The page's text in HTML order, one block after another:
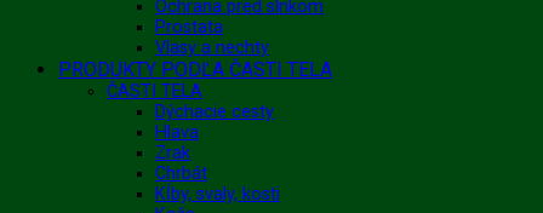
Ochrana pred slnkom
Prostata
Vlasy a nechty
PRODUKTY PODĽA ČASTI TELA
ČASTI TELA
Dýchacie cesty
Hlava
Zrak
Chrbát
Kĺby, svaly, kosti